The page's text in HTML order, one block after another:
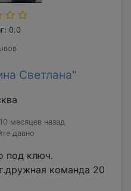
0.0
Светлана"
месяцев назад
давно
под ключ.
команда 20